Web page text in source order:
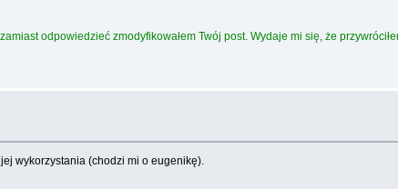
odpowiedzieć zmodyfikowałem Twój post. Wydaje mi się, że
wykorzystania (chodzi mi o eugenikę).